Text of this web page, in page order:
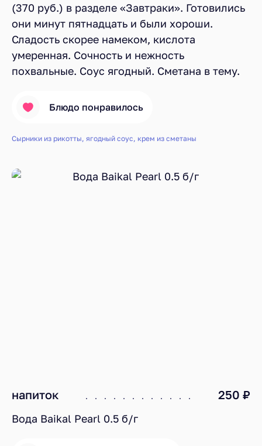
(370 руб.) в разделе «Завтраки». Готовились
они минут пятнадцать и были хороши.
Сладость скорее намеком, кислота
умеренная. Сочность и нежность
похвальные. Соус ягодный. Сметана в тему.
Блюдо понравилось
Сырники из рикотты, ягодный соус, крем из сметаны
напиток 250 ₽
Вода Baikal Pearl 0.5 б/г